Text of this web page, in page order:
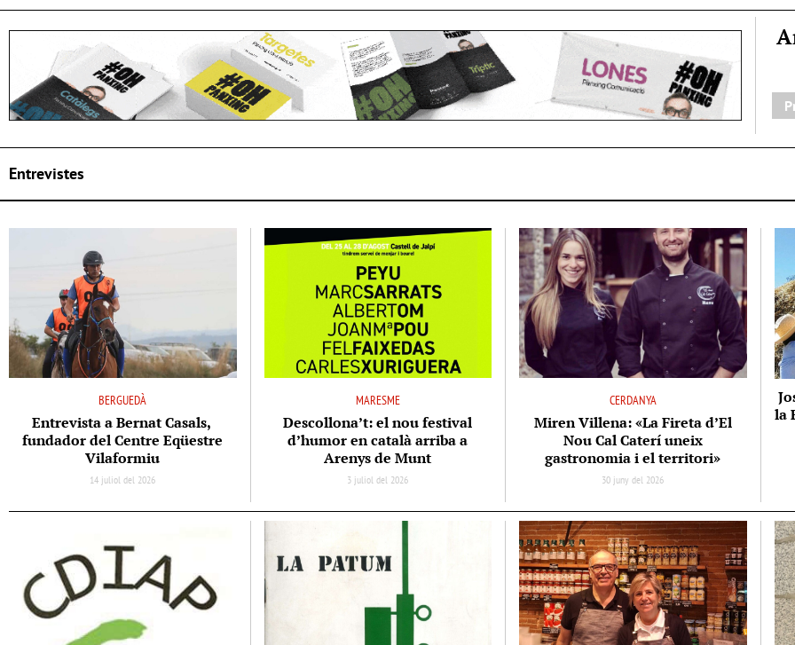
Entrevistes
BERGUEDÀ
Entrevista a Bernat Casals,
fundador del Centre Eqüestre
Vilaformiu
14 juliol del 2026
MARESME
Descollona’t: el nou festival
d’humor en català arriba a
Arenys de Munt
3 juliol del 2026
CERDANYA
Miren Villena: «La Fireta d’El
Nou Cal Caterí uneix
gastronomia i el territori»
30 juny del 2026
la